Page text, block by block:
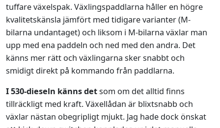
tuffare växelspak. Växlingspaddlarna håller en högre
kvalitetskänsla jämfört med tidigare varianter (M-
bilarna undantaget) och liksom i M-bilarna växlar man
upp med ena paddeln och ned med den andra. Det
känns mer rätt och växlingarna sker snabbt och
smidigt direkt på kommando från paddlarna.
I 530-dieseln känns detsom om det alltid finns
tillräckligt med kraft. Växellådan är blixtsnabb och
växlar nästan obegripligt mjukt. Jag hade dock önskat